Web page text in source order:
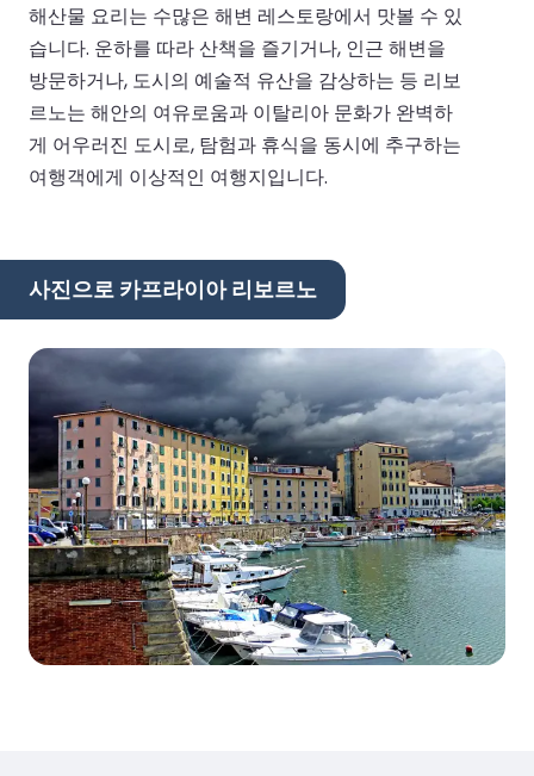
해산물 요리는 수많은 해변 레스토랑에서 맛볼 수 있
습니다. 운하를 따라 산책을 즐기거나, 인근 해변을
방문하거나, 도시의 예술적 유산을 감상하는 등 리보
르노는 해안의 여유로움과 이탈리아 문화가 완벽하
게 어우러진 도시로, 탐험과 휴식을 동시에 추구하는
여행객에게 이상적인 여행지입니다.
사진으로 카프라이아 리보르노